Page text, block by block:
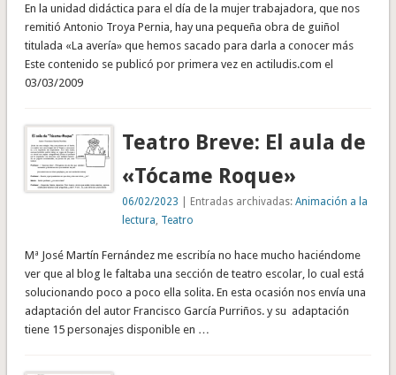
En la unidad didáctica para el día de la mujer trabajadora, que nos
remitió Antonio Troya Pernia, hay una pequeña obra de guiñol
titulada «La avería» que hemos sacado para darla a conocer más
Este contenido se publicó por primera vez en actiludis.com el
03/03/2009
Teatro Breve: El aula de
«Tócame Roque»
06/02/2023 | Entradas archivadas:Animación a la
lectura Teatro
Mª José Martín Fernández me escribía no hace mucho haciéndome
ver que al blog le faltaba una sección de teatro escolar, lo cual está
solucionando poco a poco ella solita. En esta ocasión nos envía una
adaptación del autor Francisco García Purriños. y su adaptación
tiene 15 personajes disponible en …